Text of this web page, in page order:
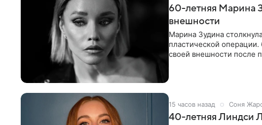
60-летняя Марина
внешности
Марина Зудина
пластической
своей внешности после
15 часов назад Соня
40-летняя Линдси